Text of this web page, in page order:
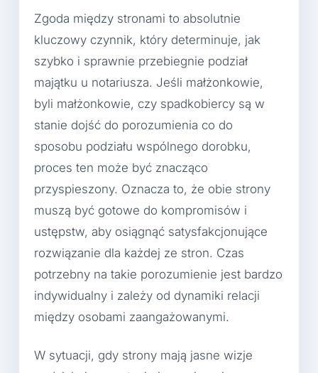
Zgoda między stronami to absolutnie
kluczowy czynnik, który determinuje, jak
szybko i sprawnie przebiegnie podział
majątku u notariusza. Jeśli małżonkowie,
byli małżonkowie, czy spadkobiercy są w
stanie dojść do porozumienia co do
sposobu podziału wspólnego dorobku,
proces ten może być znacząco
przyspieszony. Oznacza to, że obie strony
muszą być gotowe do kompromisów i
ustępstw, aby osiągnąć satysfakcjonujące
rozwiązanie dla każdej ze stron. Czas
potrzebny na takie porozumienie jest bardzo
indywidualny i zależy od dynamiki relacji
między osobami zaangażowanymi.
W sytuacji, gdy strony mają jasne wizje